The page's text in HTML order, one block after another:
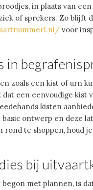
in plaats van
of sprekers. Zo blijft
voor
in
zoals een kist of urn
een eenvoudige
kisten
ontwerp en deze
te shoppen, houd
bij
met plannen, is